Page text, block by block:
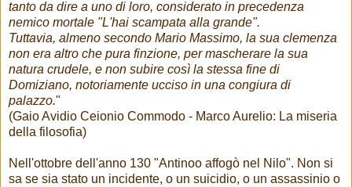
tanto da dire a uno di loro, considerato in precedenza
nemico mortale "L'hai scampata alla grande".
Tuttavia, almeno secondo Mario Massimo, la sua clemenza
non era altro che pura finzione, per mascherare la sua
natura crudele, e non subire così la stessa fine di
Domiziano, notoriamente ucciso in una congiura di
palazzo."
(Gaio Avidio Ceionio Commodo - Marco Aurelio: La miseria
della filosofia)
Nell'ottobre dell'anno 130 "Antinoo affogò nel Nilo". Non si
sa se sia stato un incidente, o un suicidio, o un assassinio o